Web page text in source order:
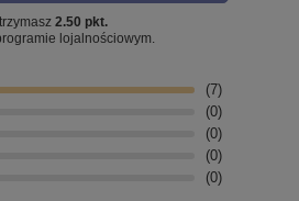
2.50 pkt.
lojalnościowym.
7
0
0
0
0